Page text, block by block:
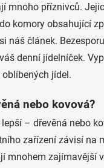
mnoho příznivců.
komory obsahující
náš článek.
denní jídelníček.
jídel.
nebo kovová?
– dřevěná nebo
zařízení závisí
mnohem zajímavější